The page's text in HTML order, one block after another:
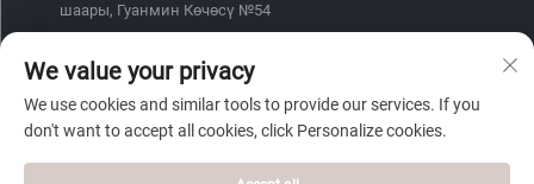
шаары, Гуанмин Көчөсү №54
+86-18068849339
[email protected]
We value your privacy
We use cookies and similar tools to provide our services. If you
don't want to accept all cookies, click Personalize cookies.